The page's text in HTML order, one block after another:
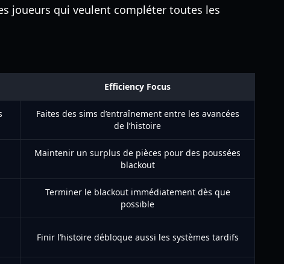
joueurs qui veulent compléter toutes les
Efficiency Focus
Faites des sims d’entraînement entre les avancées
de l’histoire
Maintenir un surplus de pièces pour des poussées
blackout
Terminer le blackout immédiatement dès que
possible
Finir l’histoire débloque aussi les systèmes tardifs